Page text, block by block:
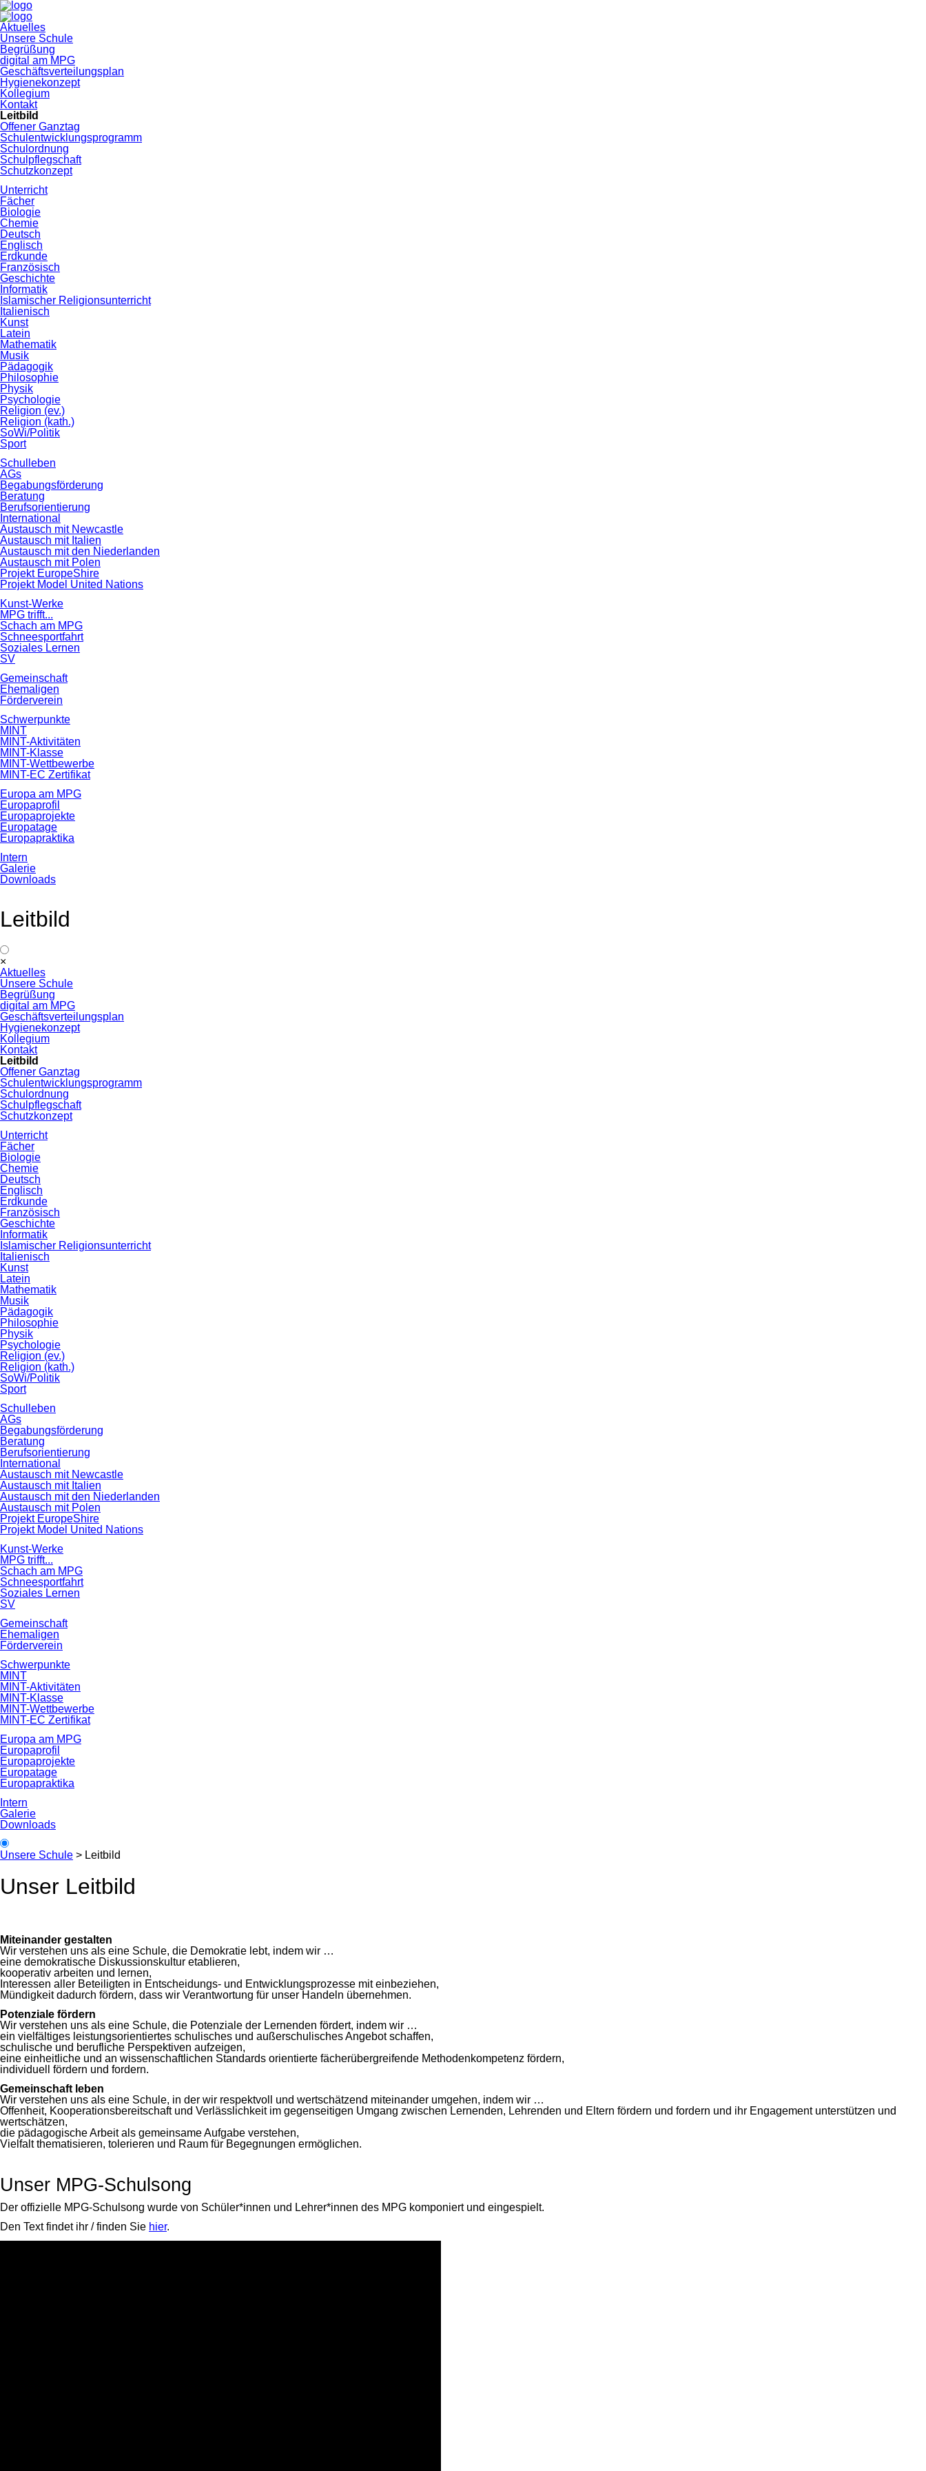
Navigation
überspringen
Aktuelles
Unsere Schule
Begrüßung
digital am MPG
Geschäftsverteilungsplan
Hygienekonzept
Kollegium
Kontakt
Leitbild
Offener Ganztag
Schulentwicklungsprogramm
Schulordnung
Schulpflegschaft
Schutzkonzept
Unterricht
Fächer
Biologie
Chemie
Deutsch
Englisch
Erdkunde
Französisch
Geschichte
Informatik
Islamischer Religionsunterricht
Italienisch
Kunst
Latein
Mathematik
Musik
Pädagogik
Philosophie
Physik
Psychologie
Religion (ev.)
Religion (kath.)
SoWi/Politik
Sport
Schulleben
AGs
Begabungsförderung
Beratung
Berufsorientierung
International
Austausch mit Newcastle
Austausch mit Italien
Austausch mit den Niederlanden
Austausch mit Polen
Projekt EuropeShire
Projekt Model United Nations
Kunst-Werke
MPG trifft...
Schach am MPG
Schneesportfahrt
Soziales Lernen
SV
Gemeinschaft
Ehemaligen
Förderverein
Schwerpunkte
MINT
MINT-Aktivitäten
MINT-Klasse
MINT-Wettbewerbe
MINT-EC Zertifikat
Europa am MPG
Europaprofil
Europaprojekte
Europatage
Europapraktika
Intern
Galerie
Downloads
Leitbild
×
überspringen
Aktuelles
Unsere Schule
Begrüßung
digital am MPG
Geschäftsverteilungsplan
Hygienekonzept
Kollegium
Kontakt
Leitbild
Offener Ganztag
Schulentwicklungsprogramm
Schulordnung
Schulpflegschaft
Schutzkonzept
Unterricht
Fächer
Biologie
Chemie
Deutsch
Englisch
Erdkunde
Französisch
Geschichte
Informatik
Islamischer Religionsunterricht
Italienisch
Kunst
Latein
Mathematik
Musik
Pädagogik
Philosophie
Physik
Psychologie
Religion (ev.)
Religion (kath.)
SoWi/Politik
Sport
Schulleben
AGs
Begabungsförderung
Beratung
Berufsorientierung
International
Austausch mit Newcastle
Austausch mit Italien
Austausch mit den Niederlanden
Austausch mit Polen
Projekt EuropeShire
Projekt Model United Nations
Kunst-Werke
MPG trifft...
Schach am MPG
Schneesportfahrt
Soziales Lernen
SV
Gemeinschaft
Ehemaligen
Förderverein
Schwerpunkte
MINT
MINT-Aktivitäten
MINT-Klasse
MINT-Wettbewerbe
MINT-EC Zertifikat
Europa am MPG
Europaprofil
Europaprojekte
Europatage
Europapraktika
Intern
Galerie
Downloads
Unsere Schule > Leitbild
Unser Leitbild
Miteinander gestalten
Wir verstehen uns als eine Schule, die Demokratie lebt, indem wir …
eine demokratische Diskussionskultur etablieren,
kooperativ arbeiten und lernen,
Interessen aller Beteiligten in Entscheidungs- und Entwicklungsprozesse mit einbeziehen,
Mündigkeit dadurch fördern, dass wir Verantwortung für unser Handeln übernehmen.
Potenziale fördern
Wir verstehen uns als eine Schule, die Potenziale der Lernenden fördert, indem wir …
ein vielfältiges leistungsorientiertes schulisches und außerschulisches Angebot schaffen,
schulische und berufliche Perspektiven aufzeigen,
eine einheitliche und an wissenschaftlichen Standards orientierte fächerübergreifende Methodenkompetenz fördern,
individuell fördern und fordern.
Gemeinschaft leben
Wir verstehen uns als eine Schule, in der wir respektvoll und wertschätzend miteinander umgehen, indem wir …
Offenheit, Kooperationsbereitschaft und Verlässlichkeit im gegenseitigen Umgang zwischen Lernenden, Lehrenden und Eltern fördern und fordern und ihr Engagement unterstützen und
wertschätzen,
die pädagogische Arbeit als gemeinsame Aufgabe verstehen,
Vielfalt thematisieren, tolerieren und Raum für Begegnungen ermöglichen.
Unser MPG-Schulsong
Der offizielle MPG-Schulsong wurde von Schüler*innen und Lehrer*innen des MPG komponiert und eingespielt.
Den Text findet ihr / finden Sie hier.